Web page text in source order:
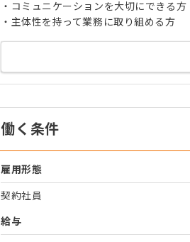
・コミュニケーションを大切にできる方
・主体性を持って業務に取り組める方
働く条件
雇用形態
契約社員
給与